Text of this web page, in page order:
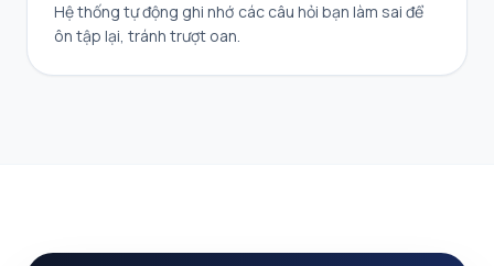
Hệ thống tự động ghi nhớ các câu hỏi bạn làm sai để
ôn tập lại, tránh trượt oan.